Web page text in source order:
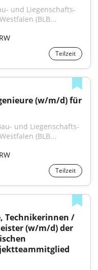
und Liegenschafts­
(BLB...
Teilzeit
(w/m/d) für
und Liegenschafts­
(BLB...
Teilzeit
Technikerinnen /
(w/m/d) der